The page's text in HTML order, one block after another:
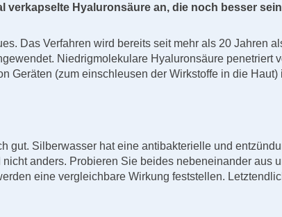
verkapselte Hyaluronsäure an, die noch besser
Das Verfahren wird bereits seit mehr als 20 Jahren
Niedrigmolekulare Hyaluronsäure penetriert
Geräten (zum einschleusen der Wirkstoffe in die
gut. Silberwasser hat eine antibakterielle und
anders. Probieren Sie beides nebeneinander aus
eine vergleichbare Wirkung feststellen.